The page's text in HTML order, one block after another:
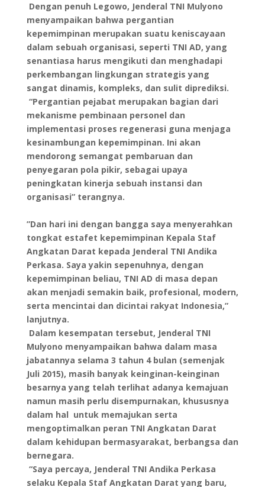
Dengan penuh Legowo, Jenderal TNI Mulyono
menyampaikan bahwa pergantian
kepemimpinan merupakan suatu keniscayaan
dalam sebuah organisasi, seperti TNI AD, yang
senantiasa harus mengikuti dan menghadapi
perkembangan lingkungan strategis yang
sangat dinamis, kompleks, dan sulit diprediksi.
“Pergantian pejabat merupakan bagian dari
mekanisme pembinaan personel dan
implementasi proses regenerasi guna menjaga
kesinambungan kepemimpinan. Ini akan
mendorong semangat pembaruan dan
penyegaran pola pikir, sebagai upaya
peningkatan kinerja sebuah instansi dan
organisasi” terangnya.
”Dan hari ini dengan bangga saya menyerahkan
tongkat estafet kepemimpinan Kepala Staf
Angkatan Darat kepada Jenderal TNI Andika
Perkasa. Saya yakin sepenuhnya, dengan
kepemimpinan beliau, TNI AD di masa depan
akan menjadi semakin baik, profesional, modern,
serta mencintai dan dicintai rakyat Indonesia,”
lanjutnya.
Dalam kesempatan tersebut, Jenderal TNI
Mulyono menyampaikan bahwa dalam masa
jabatannya selama 3 tahun 4 bulan (semenjak
Juli 2015), masih banyak keinginan-keinginan
besarnya yang telah terlihat adanya kemajuan
namun masih perlu disempurnakan, khususnya
dalam hal untuk memajukan serta
mengoptimalkan peran TNI Angkatan Darat
dalam kehidupan bermasyarakat, berbangsa dan
bernegara.
“Saya percaya, Jenderal TNI Andika Perkasa
selaku Kepala Staf Angkatan Darat yang baru,